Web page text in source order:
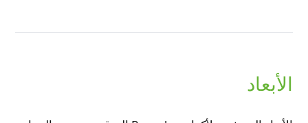
الأبعاد